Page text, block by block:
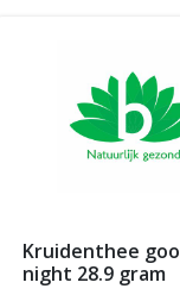
kruidenthee good
night 28.9 gram